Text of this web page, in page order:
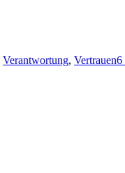
Verantwortung, Vertrauen6